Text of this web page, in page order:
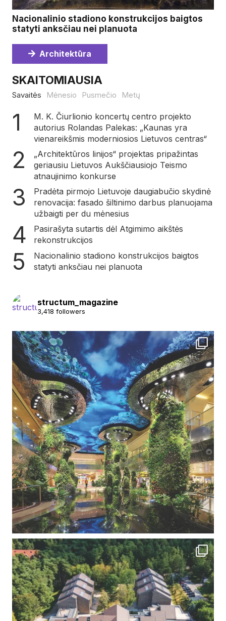
Nacionalinio stadiono konstrukcijos baigtos
statyti anksčiau nei planuota
Architektūra
SKAITOMIAUSIA
Savaitės Mėnesio Pusmečio Metų
M. K. Čiurlionio koncertų centro projekto
autorius Rolandas Palekas: „Kaunas yra
vienareikšmis moderniosios Lietuvos centras“
„Architektūros linijos“ projektas pripažintas
geriausiu Lietuvos Aukščiausiojo Teismo
atnaujinimo konkurse
Pradėta pirmojo Lietuvoje daugiabučio skydinė
renovacija: fasado šiltinimo darbus planuojama
užbaigti per du mėnesius
Pasirašyta sutartis dėl Atgimimo aikštės
rekonstrukcijos
Nacionalinio stadiono konstrukcijos baigtos
statyti anksčiau nei planuota
structum_magazine
3,418 followers